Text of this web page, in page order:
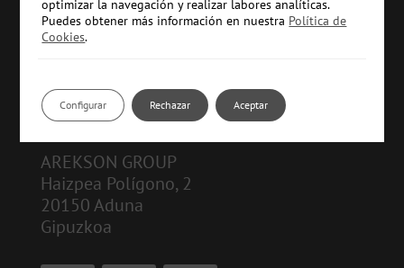
CONTACTO:
943 361 240
AREKSON GROUP
Haizpea Polígono, 2
20150 Aduna
Gipuzkoa
optimizar la navegación y realizar labores analíticas.
Puedes obtener más información en nuestra Política de
Cookies.
Aceptar
Rechazar
Configurar